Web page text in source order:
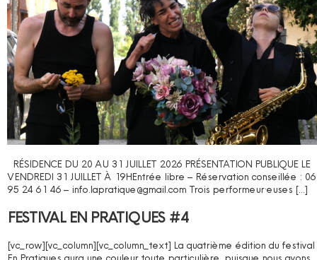
RÉSIDENCE DU 20 AU 31 JUILLET 2026 PRÉSENTATION PUBLIQUE LE
VENDREDI 31 JUILLET À 19HEntrée libre – Réservation conseillée : 06
95 24 61 46 – info.lapratique@gmail.com Trois performeur·euses […]
FESTIVAL EN PRATIQUES #4
[vc_row][vc_column][vc_column_text] La quatrième édition du festival